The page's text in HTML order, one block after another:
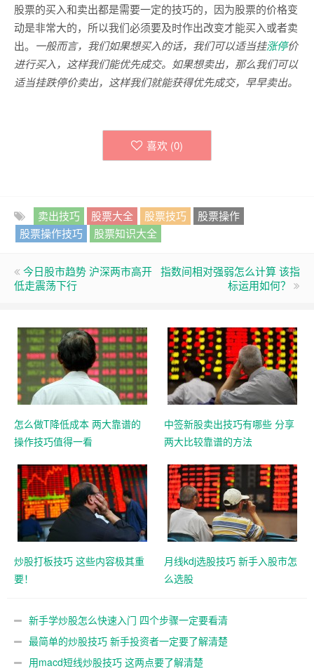
股票的买入和卖出都是需要一定的技巧的，因为股票的价格变
动是非常大的，所以我们必须要及时作出改变才能买入或者卖
出。 一般而言，我们如果想买入的话，我们可以适当挂涨停价
进行买入，这样我们能优先成交。如果想卖出，那么我们可以
适当挂跌停价卖出，这样我们就能获得优先成交，早早卖出。
喜欢 (0)
卖出技巧 股票大全 股票技巧
股票操作
股票操作技巧
股票知识大全
今日股市趋势 沪深两市高开
低走震荡下行
指数间相对强弱怎么计算 该指
标运用如何？
怎么做T降低成本 两大靠谱的
操作技巧值得一看
中签新股卖出技巧有哪些 分享
两大比较靠谱的方法
炒股打板技巧 这些内容极其重
要！
月线kdj选股技巧 新手入股市怎
么选股
新手学炒股怎么快速入门 四个步骤一定要看清
最简单的炒股技巧 新手投资者一定要了解清楚
用macd短线炒股技巧 这两点要了解清楚